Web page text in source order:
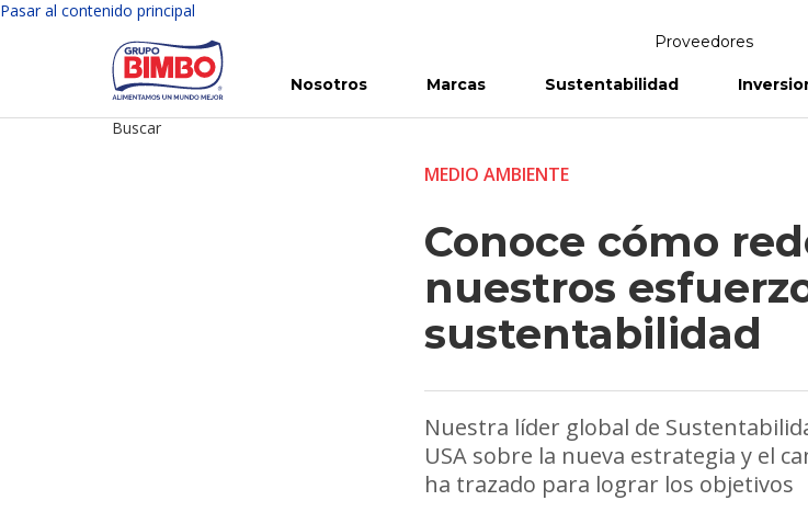
Pasar al contenido principal
Proveedores
Nosotros Marcas Sustentabilidad
Buscar
MEDIO AMBIENTE
Conoce cómo
nuestros
sustentabilidad
Nuestra líder global de
USA sobre la nueva estrategia y el
ha trazado para lograr los objetivos